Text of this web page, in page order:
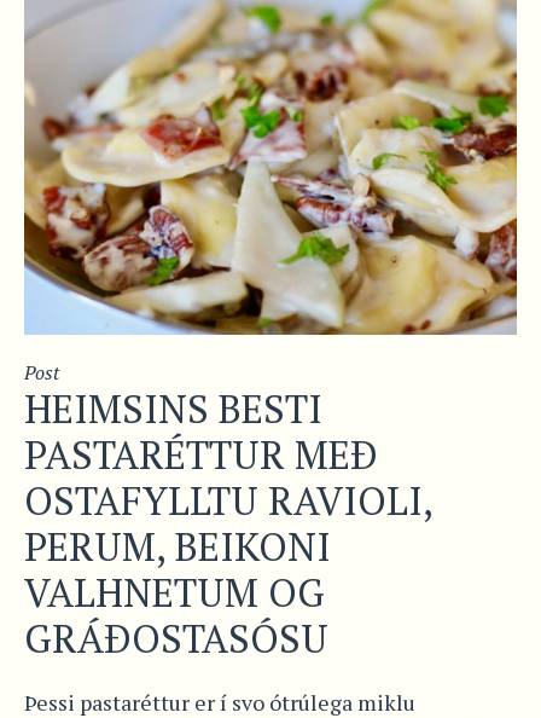
Post
HEIMSINS BESTI
PASTARÉTTUR MEÐ
OSTAFYLLTU RAVIOLI,
PERUM, BEIKONI
VALHNETUM OG
GRÁÐOSTASÓSU
Þessi pastaréttur er í svo ótrúlega miklu